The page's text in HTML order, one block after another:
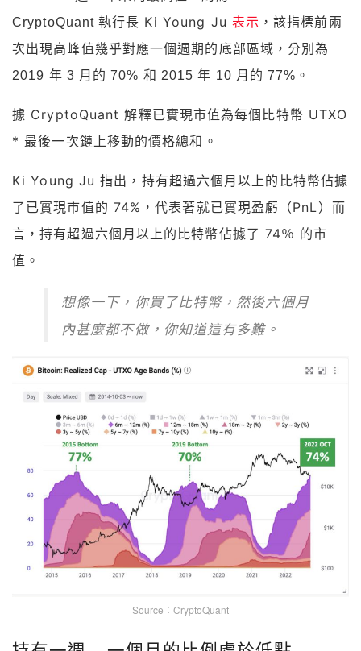
CryptoQuant 執行長 Ki Young Ju 表示 ，該指標前兩
次出現高峰值幾乎對應一個週期的底部區域，分別為
2019 年 3 月的 70% 和 2015 年 10 月的 77%。
據 CryptoQuant 解釋已實現市值為每個比特幣 UTXO
* 最後一次鏈上移動的價格總和。
Ki Young Ju 指出，持有超過六個月以上的比特幣佔據
了已實現市值的 74%，代表著就已實現盈虧（PnL）而
言，持有超過六個月以上的比特幣佔據了 74％ 的市
值。
想像一下，你買了比特幣，然後六個月
內甚麼都不做，你知道這有多難。
Source：CryptoQuant
持有一週 – 一個月的比例處於低點